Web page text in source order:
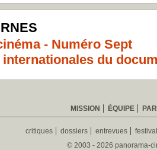
- Numéro Sept
du
MISSION ÉQUIPE
critiques dossiers entrevues
© 2003 - 2026 panorama-